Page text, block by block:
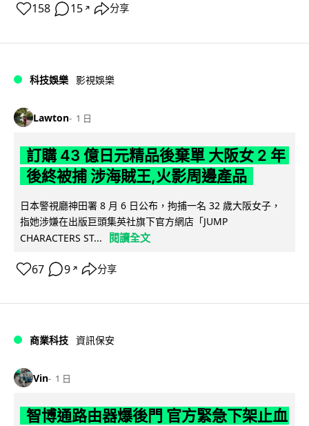
158 15 ↗ 分享
科技娛樂 影視娛樂
Lawton 1 日
訂購 43 億日元精品後棄單 大阪女 2 年
後終被捕 涉海賊王,火影周邊產品
日本警視廳神田署 8 月 6 日公布，拘捕一名 32 歲大阪女子，
指她涉嫌在出版巨頭集英社旗下官方網店「JUMP
CHARACTERS ST...
閱讀全文
67 9 ↗ 分享
商業科技 資訊保安
Vin 1 日
智博通路由器爆後門 官方緊急下架止血